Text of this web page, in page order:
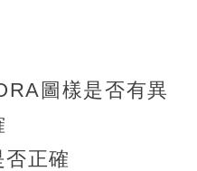
圖樣是否有異
正確